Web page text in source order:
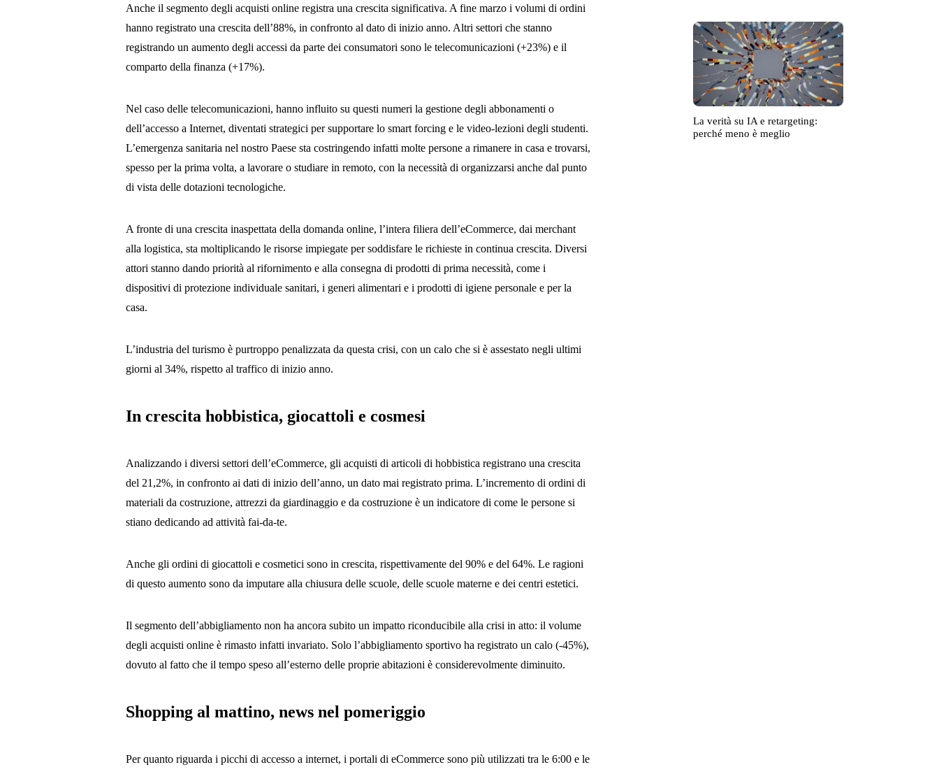
Anche il segmento degli acquisti online registra una crescita significativa. A fine marzo i volumi di ordini
hanno registrato una crescita dell’88%, in confronto al dato di inizio anno. Altri settori che stanno
registrando un aumento degli accessi da parte dei consumatori sono le telecomunicazioni (+23%) e il
comparto della finanza (+17%).
Nel caso delle telecomunicazioni, hanno influito su questi numeri la gestione degli abbonamenti o
dell’accesso a Internet, diventati strategici per supportare lo smart forcing e le video-lezioni degli studenti.
L’emergenza sanitaria nel nostro Paese sta costringendo infatti molte persone a rimanere in casa e trovarsi,
spesso per la prima volta, a lavorare o studiare in remoto, con la necessità di organizzarsi anche dal punto
di vista delle dotazioni tecnologiche.
A fronte di una crescita inaspettata della domanda online, l’intera filiera dell’eCommerce, dai merchant
alla logistica, sta moltiplicando le risorse impiegate per soddisfare le richieste in continua crescita. Diversi
attori stanno dando priorità al rifornimento e alla consegna di prodotti di prima necessità, come i
dispositivi di protezione individuale sanitari, i generi alimentari e i prodotti di igiene personale e per la
casa.
L’industria del turismo è purtroppo penalizzata da questa crisi, con un calo che si è assestato negli ultimi
giorni al 34%, rispetto al traffico di inizio anno.
In crescita hobbistica, giocattoli e cosmesi
Analizzando i diversi settori dell’eCommerce, gli acquisti di articoli di hobbistica registrano una crescita
del 21,2%, in confronto ai dati di inizio dell’anno, un dato mai registrato prima. L’incremento di ordini di
materiali da costruzione, attrezzi da giardinaggio e da costruzione è un indicatore di come le persone si
stiano dedicando ad attività fai-da-te.
Anche gli ordini di giocattoli e cosmetici sono in crescita, rispettivamente del 90% e del 64%. Le ragioni
di questo aumento sono da imputare alla chiusura delle scuole, delle scuole materne e dei centri estetici.
Il segmento dell’abbigliamento non ha ancora subito un impatto riconducibile alla crisi in atto: il volume
degli acquisti online è rimasto infatti invariato. Solo l’abbigliamento sportivo ha registrato un calo (-45%),
dovuto al fatto che il tempo speso all’esterno delle proprie abitazioni è considerevolmente diminuito.
Shopping al mattino, news nel pomeriggio
Per quanto riguarda i picchi di accesso a internet, i portali di eCommerce sono più utilizzati tra le 6:00 e le
La verità su IA e retargeting:
perché meno è meglio